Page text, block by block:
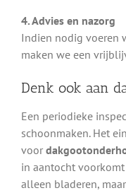
4. Advies en nazorg
Indien nodig voeren
maken we een
Denk ook aan
Een periodieke
schoonmaken. Het
voor
in aantocht
alleen bladeren,